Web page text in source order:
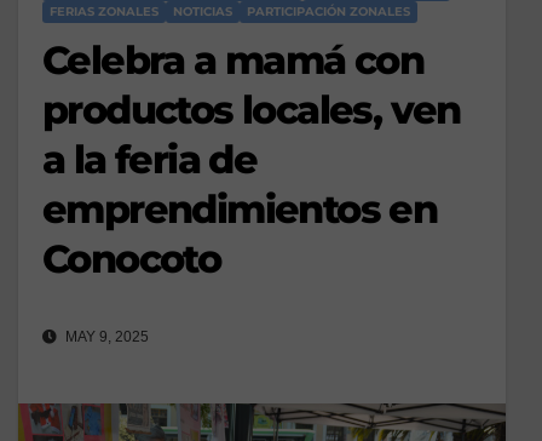
FERIAS ZONALES
NOTICIAS PARTICIPACIÓN ZONALES
Celebra a mamá con
productos locales, ven
a la feria de
emprendimientos en
Conocoto
MAY 9, 2025